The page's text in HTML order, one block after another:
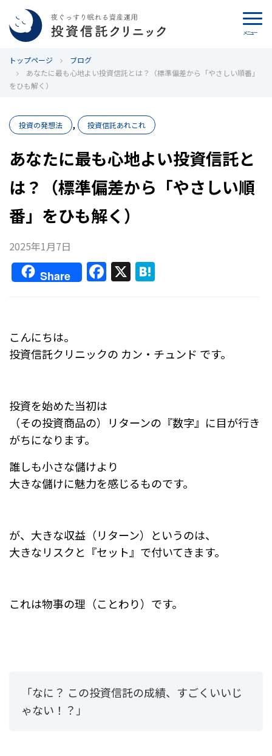
メニュー
カウンセリング
ブログ
代表カン・チュンド
投資信託クリニックとは
インデックス投資の特徴
よくあるご質問
お問い合わせ
トップページ
ブログ
あなたに最も心地よい投資信託とは？（標準偏差から「やさしい順番」
をひも解く）
投資の発想法 , 投資信託あれこれ
あなたに最も心地よい投資信託と
は？（標準偏差から「やさしい順
番」をひも解く）
2025年1月7日
Share F
a
b
o
k
X
a
こんにちは。
投資信託クリニックの カン・チュンド です。
投資を始めた当初は
（その投資商品の）リターンの『数字』に目が行き
がちになります。
誰しも小さな儲けより
大きな儲けに魅力を感じるものです。
が、大きな収益（リターン）というのは、
大きなリスクと『セット』で付いてきます。
これは物事の理（ことわり）です。
「なに？ この投資信託の成績、すごくいいじ
ゃない！？」